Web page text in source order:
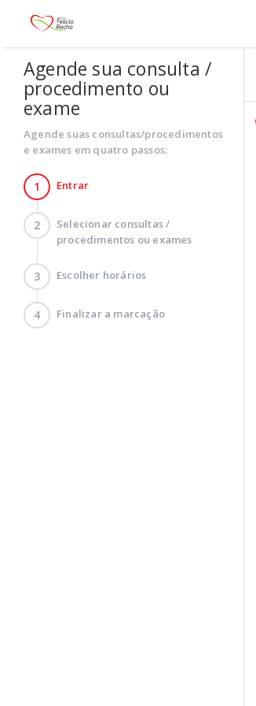
Agende sua consulta /
procedimento ou
exame
Agende suas consultas/procedimentos
e exames em quatro passos:
1 Entrar
2
Selecionar consultas /
procedimentos ou exames
3 Escolher horários
4 Finalizar a marcação